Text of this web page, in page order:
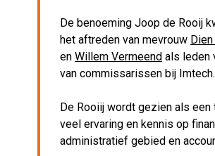
De benoeming Joop de Rooij
het aftreden van mevrouw
en Willem Vermeend als leden
van commissarissen bij Imtech.
De Rooiij wordt gezien als een
veel ervaring en kennis op
administratief gebied en